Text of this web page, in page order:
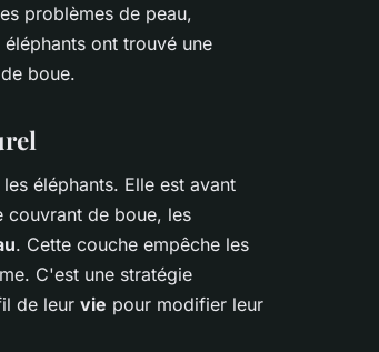
problèmes de peau,
ont trouvé une
boue.
éléphants. Elle est avant
couvrant de boue, les
. Cette couche empêche les
C'est une stratégie
de leur vie pour modifier leur